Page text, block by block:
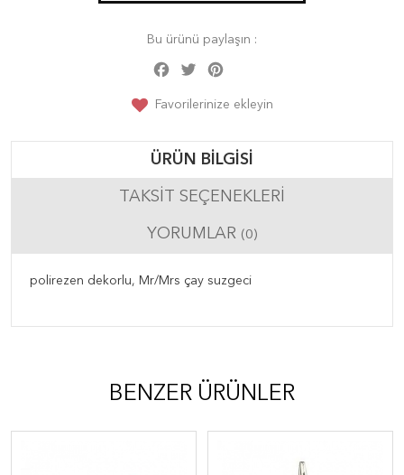
Bu ürünü paylaşın :
Facebook
Twitter
Favorilerinize ekleyin
ÜRÜN BILGISI
TAKSIT SEÇENEKLERI
YORUMLAR (0)
polirezen dekorlu, Mr/Mrs çay suzgeci
BENZER ÜRÜNLER